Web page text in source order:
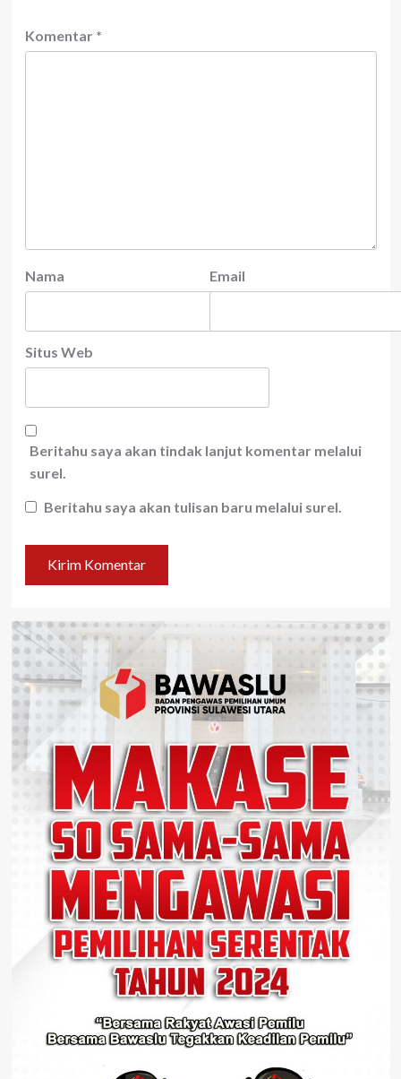
Komentar *
Nama Email
Situs Web
Beritahu saya akan tindak lanjut komentar melalui
surel.
Beritahu saya akan tulisan baru melalui surel.